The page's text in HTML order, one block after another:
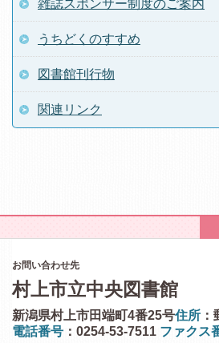
雑誌スポンサー制度のご案内
うちどくのすすめ
図書館刊行物
関連リンク
お問い合わせ先
村上市立中央図書館
住所
新潟県村上市田端町4番25号
電話番号 ：0254-53-7511 ファクス